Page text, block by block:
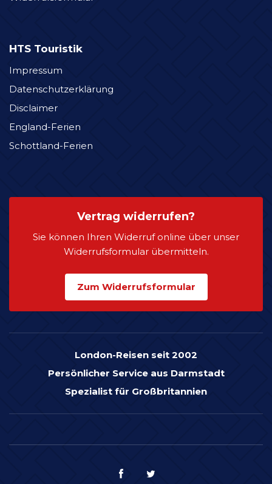
HTS Touristik
Impressum
Datenschutzerklärung
Disclaimer
England-Ferien
Schottland-Ferien
Vertrag widerrufen?
Sie können Ihren Widerruf online über unser
Widerrufsformular übermitteln.
Zum Widerrufsformular
London-Reisen seit 2002
Persönlicher Service aus Darmstadt
Spezialist für Großbritannien